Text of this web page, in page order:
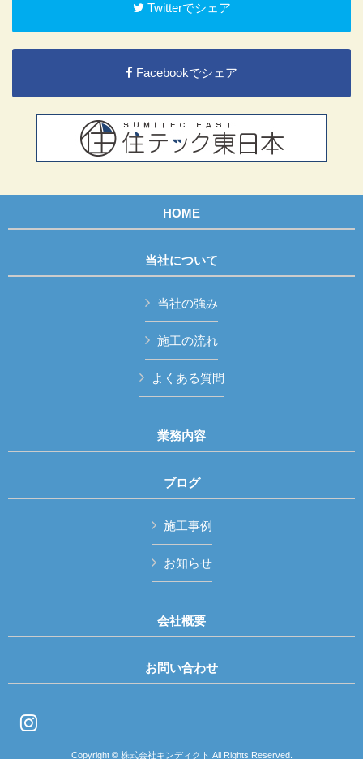
Twitterでシェア
Facebookでシェア
HOME
当社について
当社の強み
施工の流れ
よくある質問
業務内容
ブログ
施工事例
お知らせ
会社概要
お問い合わせ
Copyright © 株式会社キンディクト All Rights Reserved.